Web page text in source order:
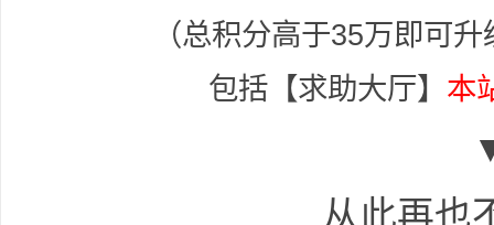
（总积分高于35万即可升
包括【求助大厅】 本
从此再也